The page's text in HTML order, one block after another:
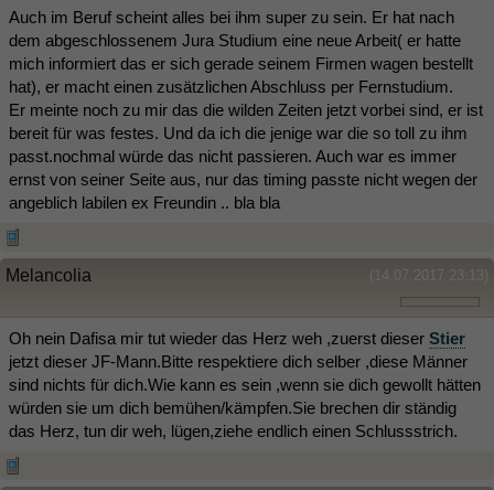
Auch im Beruf scheint alles bei ihm super zu sein. Er hat nach
dem abgeschlossenem Jura Studium eine neue Arbeit( er hatte
mich informiert das er sich gerade seinem Firmen wagen bestellt
hat), er macht einen zusätzlichen Abschluss per Fernstudium.
Er meinte noch zu mir das die wilden Zeiten jetzt vorbei sind, er ist
bereit für was festes. Und da ich die jenige war die so toll zu ihm
passt.nochmal würde das nicht passieren. Auch war es immer
ernst von seiner Seite aus, nur das timing passte nicht wegen der
angeblich labilen ex Freundin .. bla bla
(14.07.2017 23:13)
Melancolia
Oh nein Dafisa mir tut wieder das Herz weh ,zuerst dieser Stier
jetzt dieser JF-Mann.Bitte respektiere dich selber ,diese Männer
sind nichts für dich.Wie kann es sein ,wenn sie dich gewollt hätten
würden sie um dich bemühen/kämpfen.Sie brechen dir ständig
das Herz, tun dir weh, lügen,ziehe endlich einen Schlussstrich.